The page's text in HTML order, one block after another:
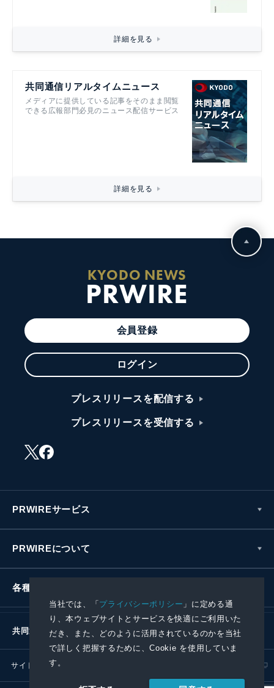
当社では、「プライバシーポリシー 」に定める通
り、本ウェブサイトとサービスを快適にご利用いた
だき、また、どのように活用されているのかを当社
で詳しく把握するために、Cookie を使用していま
す。
詳細を見る
共同通信リアルタイムニュース
メディアに提供している記事をそのまま閲覧
できる広報部門必見のニュース配信サービス
詳細を見る
KYODO NEWS
PRWIRE
会員登録
ログイン
プレスリリースを配信する
プレスリリースを受信する
PRWIREサービス
PRWIREについて
各種お問い合わせ
共同通信社グループ
サイトポリシー